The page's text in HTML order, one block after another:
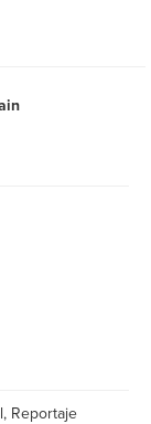
Reportaje